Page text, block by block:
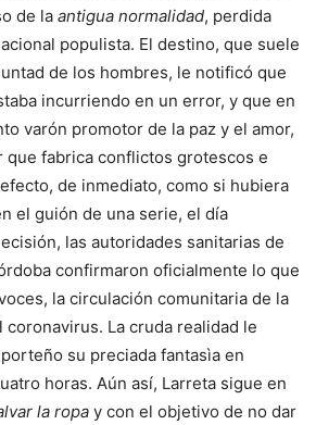
de la antigua normalidad, perdida
populista. El destino, que suele
de los hombres, le notificó que
incurriendo en un error, y que en
varón promotor de la paz y el amor,
que fabrica conflictos grotescos e
de inmediato, como si hubiera
el guión de una serie, el día
las autoridades sanitarias de
confirmaron oficialmente lo que
la circulación comunitaria de la
coronavirus. La cruda realidad le
su preciada fantasìa en
horas. Aún así, Larreta sigue en
la ropa y con el objetivo de no dar